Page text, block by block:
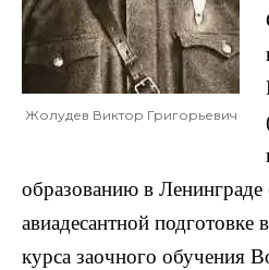
Жолудев Виктор Григорьевич
образованию в
авиадесантной подготовке
курса заочного обучения